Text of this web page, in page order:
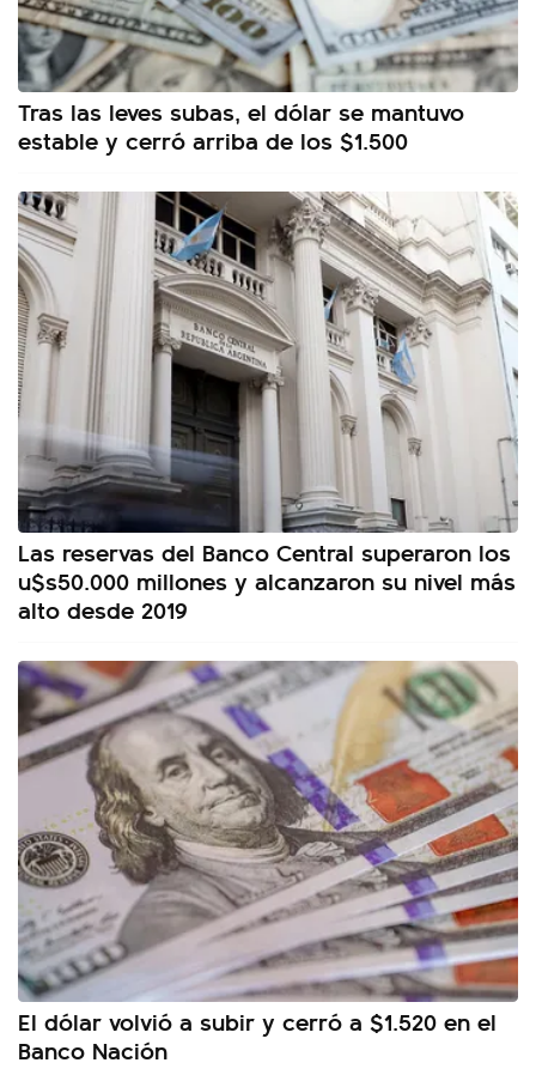
Tras las leves subas, el dólar se mantuvo
estable y cerró arriba de los $1.500
Las reservas del Banco Central superaron los
u$s50.000 millones y alcanzaron su nivel más
alto desde 2019
El dólar volvió a subir y cerró a $1.520 en el
Banco Nación